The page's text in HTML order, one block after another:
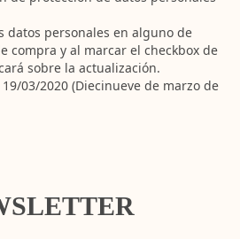
datos personales en alguno de
compra y al marcar el checkbox de
sobre la actualización.
03/2020 (Diecinueve de marzo de